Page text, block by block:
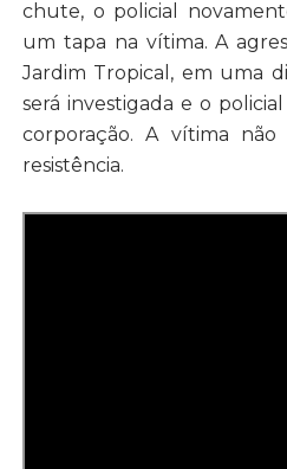
chute, o policial
um tapa na vítima. A
Jardim Tropical, em uma
será investigada e o
corporação. A vítima
resistência.